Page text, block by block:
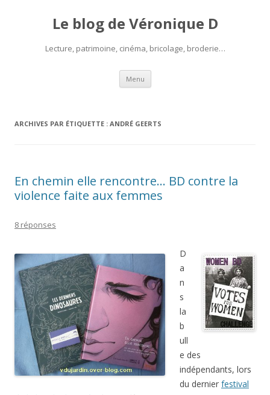
Le blog de Véronique D
Lecture, patrimoine, cinéma, bricolage, broderie…
Menu Aller
contenu
ARCHIVES PAR ÉTIQUETTE : ANDRÉ GEERTS
En chemin elle rencontre… BD contre la
violence faite aux femmes
8 réponses
D
a
n
s
la
b
ull
e des
indépendants, lors
du dernier festival